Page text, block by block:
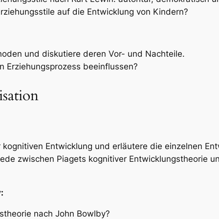
auf die Entwicklung von Kindern?
und diskutiere deren Vor- und Nachteile.
Erziehungsprozess beeinflussen?
Entwicklung und erläutere die einzelnen
zwischen Piagets kognitiver Entwicklungstheorie
nach John Bowlby?